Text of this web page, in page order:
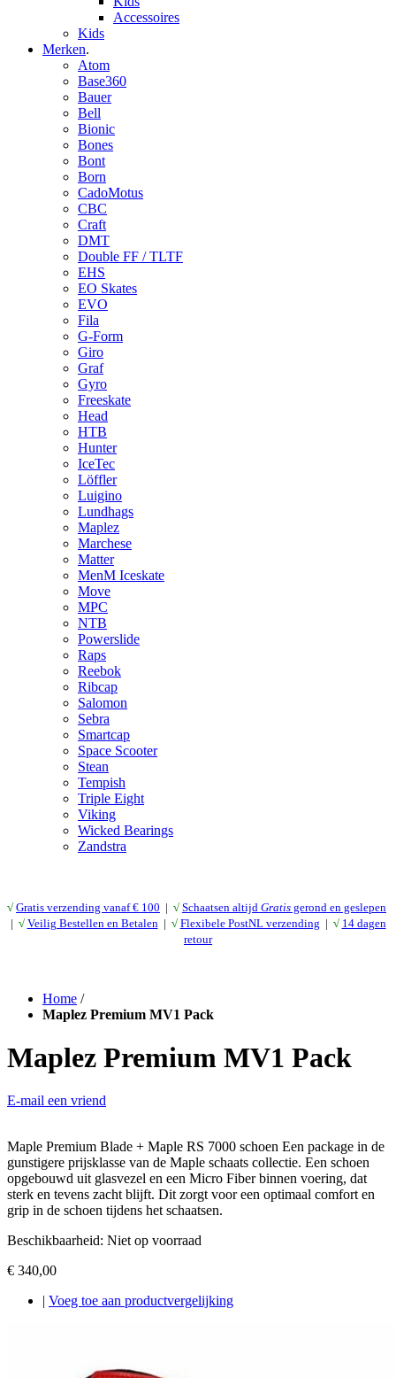
Accessoires
Kids
Merken.
Atom
Base360
Bauer
Bell
Bionic
Bones
Bont
Born
CadoMotus
CBC
Craft
DMT
Double FF / TLTF
EHS
EO Skates
EVO
Fila
G-Form
Giro
Graf
Gyro
Freeskate
Head
HTB
Hunter
IceTec
Löffler
Luigino
Lundhags
Maplez
Marchese
Matter
MenM Iceskate
Move
MPC
NTB
Powerslide
Raps
Reebok
Ribcap
Salomon
Sebra
Smartcap
Space Scooter
Stean
Tempish
Triple Eight
Viking
Wicked Bearings
Zandstra
√ Gratis verzending vanaf € 100 | √ Schaatsen altijd Gratis gerond en geslepen
| √ Veilig Bestellen en Betalen | √ Flexibele PostNL verzending | √ 14 dagen
retour
Home /
Maplez Premium MV1 Pack
Maplez Premium MV1 Pack
E-mail een vriend
Maple Premium Blade + Maple RS 7000 schoen Een package in de
gunstigere prijsklasse van de Maple schaats collectie. Een schoen
opgebouwd uit glasvezel en een Micro Fiber binnen voering, dat
sterk en tevens zacht blijft. Dit zorgt voor een optimaal comfort en
grip in de schoen tijdens het schaatsen.
Beschikbaarheid: Niet op voorraad
€ 340,00
Voeg toe aan productvergelijking